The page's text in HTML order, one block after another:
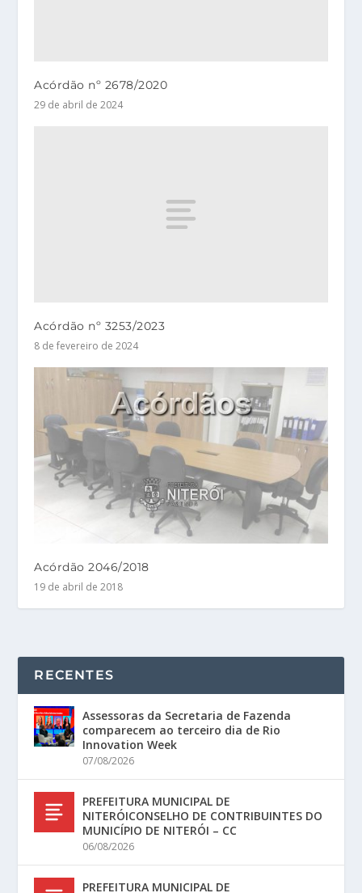
Acórdão nº 2678/2020
29 de abril de 2024
Acórdão nº 3253/2023
8 de fevereiro de 2024
Acórdão 2046/2018
19 de abril de 2018
RECENTES
Assessoras da Secretaria de Fazenda
comparecem ao terceiro dia de Rio
Innovation Week
07/08/2026
PREFEITURA MUNICIPAL DE
NITERÓICONSELHO DE CONTRIBUINTES DO
MUNICÍPIO DE NITERÓI – CC
06/08/2026
PREFEITURA MUNICIPAL DE